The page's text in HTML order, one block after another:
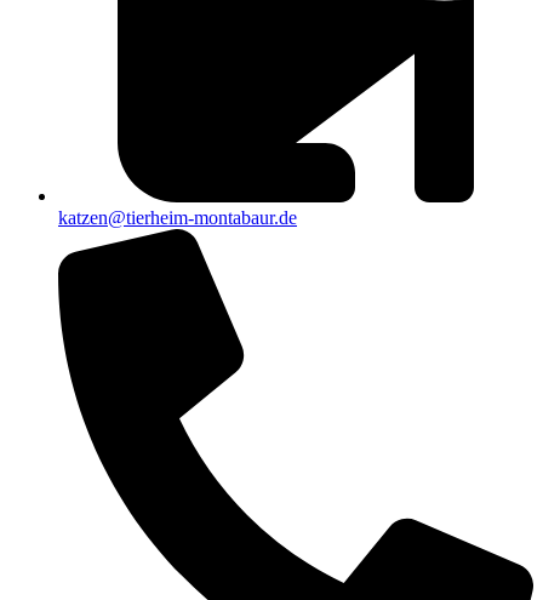
katzen@tierheim-montabaur.de